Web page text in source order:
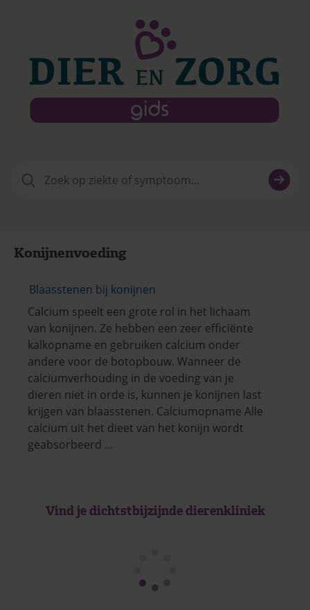
naar:
Konijnenvoeding
Blaasstenen bij konijnen
Calcium speelt een grote rol in het lichaam
van konijnen. Ze hebben een zeer efficiënte
kalkopname en gebruiken calcium onder
andere voor de botopbouw. Wanneer de
calciumverhouding in de voeding van je
dieren niet in orde is, kunnen je konijnen last
krijgen van blaasstenen. Calciumopname Alle
calcium uit het dieet van het konijn wordt
geabsorbeerd …
Vind je dichtstbijzijnde dierenkliniek